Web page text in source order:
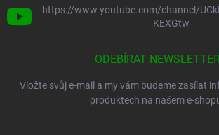
https://www.youtube.com/channel/
KEXGtw
ODEBÍRAT
Vložte svůj e-mail a my vám budeme zasílat
produktech na našem e-